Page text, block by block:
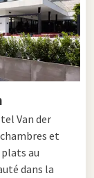
Van der
et
au
dans la